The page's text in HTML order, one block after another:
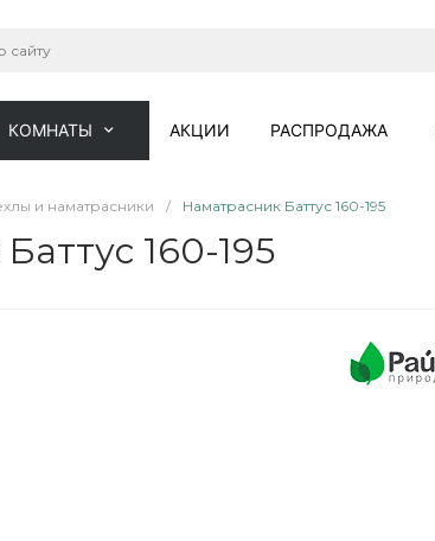
КОМНАТЫ АКЦИИ РАСПРОДАЖА
и наматрасники / Наматрасник Баттус 160-195
160-195